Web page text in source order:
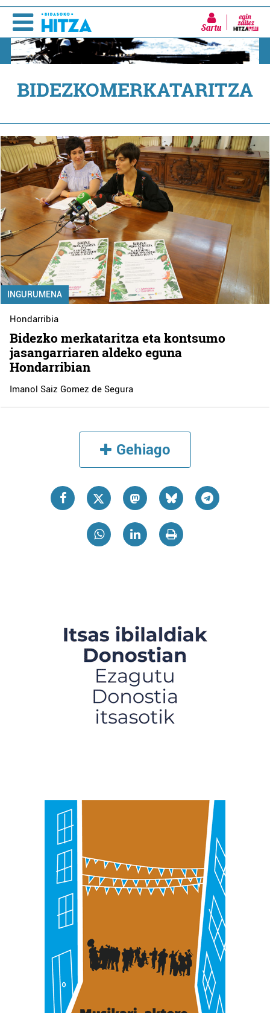
Sartu
BIDEZKOMERKATARITZA
INGURUMENA
Hondarribia
Bidezko merkataritza eta kontsumo
jasangarriaren aldeko eguna
Hondarribian
Imanol Saiz Gomez de Segura
Gehiago